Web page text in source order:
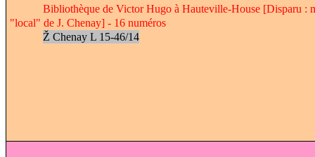
Bibliothèque de Victor Hugo à Hauteville-House [Disparu :
"local" de J. Chenay] - 16 numéros
Ž Chenay L 15-46/14